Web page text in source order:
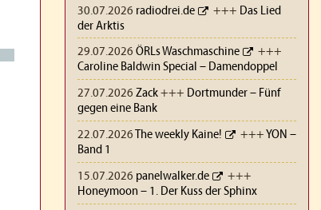
30.07.2026 radiodrei.de +++ Das Lied
der Arktis
29.07.2026 ÖRLs Waschmaschine
+++
Caroline Baldwin Special – Damendoppel
27.07.2026 Zack+++ Dortmunder – Fünf
gegen eine Bank
22.07.2026 The weekly Kaine! +++YON –
Band 1
15.07.2026 panelwalker.de
+++
Honeymoon – 1. Der Kuss der Sphinx